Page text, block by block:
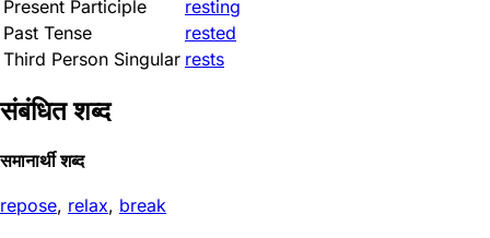
Present Participle
resting
Past Tense
rested
Third Person Singular rests
संबंधित शब्द
समानार्थी शब्द
repose, relax, break